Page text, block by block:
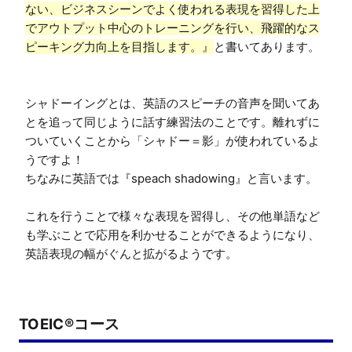
ない、ビジネスシーンでよく使われる表現を習得した上
でアウトプット中心のトレーニングを行い、飛躍的なス
ピーキング力向上を目指します。』 と書いてあります。
シャドーイングとは、英語のスピーチの音声を聞いてあ
とを追って同じように話す練習法のことです。離れずに
ついていくことから「シャドー＝影」が使われているよ
うですよ！
ちなみに英語では『speach shadowing』と言います。
これを行うことで様々な表現を習得し、その他単語など
も学ぶことで応用を利かせることができるようになり、
英語表現の幅がぐんと拡がるようです。
TOEIC®コース